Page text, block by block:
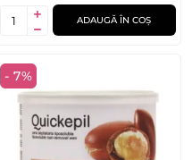
ADAUGĂ ÎN COȘ
- 7%